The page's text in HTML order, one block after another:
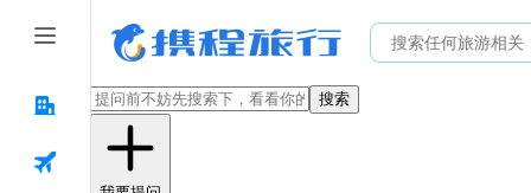
搜索